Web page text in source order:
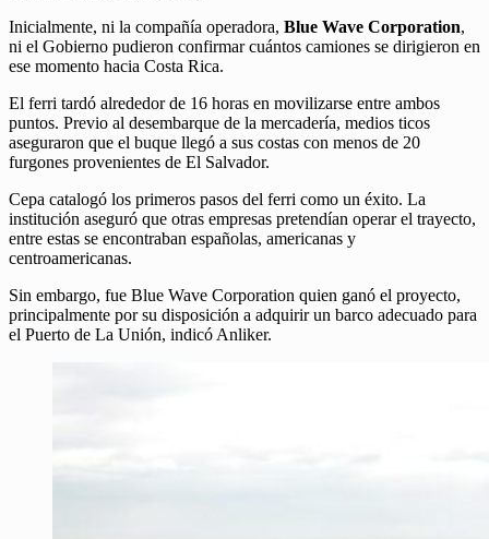
Inicialmente, ni la compañía operadora, Blue Wave Corporation,
ni el Gobierno pudieron confirmar cuántos camiones se dirigieron en
ese momento hacia Costa Rica.
El ferri tardó alrededor de 16 horas en movilizarse entre ambos
puntos. Previo al desembarque de la mercadería, medios ticos
aseguraron que el buque llegó a sus costas con menos de 20
furgones provenientes de El Salvador.
Cepa catalogó los primeros pasos del ferri como un éxito. La
institución aseguró que otras empresas pretendían operar el trayecto,
entre estas se encontraban españolas, americanas y
centroamericanas.
Sin embargo, fue Blue Wave Corporation quien ganó el proyecto,
principalmente por su disposición a adquirir un barco adecuado para
el Puerto de La Unión, indicó Anliker.